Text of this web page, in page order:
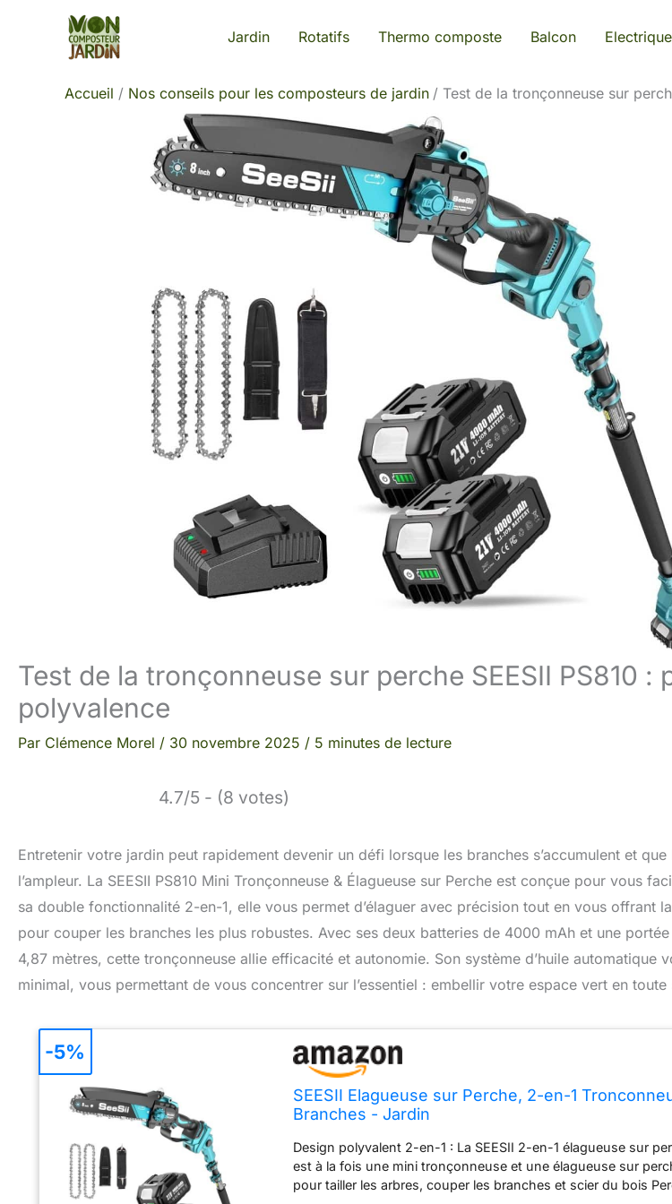
Jardin Rotatifs Thermo composte Balcon
Accueil Nos conseils pour les composteurs de jardin Test de la tronçonneuse sur
Test de la tronçonneuse sur perche SEESII PS810 :
polyvalence
Par Clémence Morel / 30 novembre 2025 / 5 minutes de lecture
4.7/5 - (8 votes)
Entretenir votre jardin peut rapidement devenir un défi lorsque les branches s’accumulent et
l’ampleur. La SEESII PS810 Mini Tronçonneuse & Élagueuse sur Perche est conçue pour vous
sa double fonctionnalité 2-en-1, elle vous permet d’élaguer avec précision tout en vous offrant
pour couper les branches les plus robustes. Avec ses deux batteries de 4000 mAh et une
4,87 mètres, cette tronçonneuse allie efficacité et autonomie. Son système d’huile automatique
minimal, vous permettant de vous concentrer sur l’essentiel : embellir votre espace vert en
SEESII Elagueuse sur Perche, 2-en-1
Branches - Jardin
Design polyvalent 2-en-1 : La SEESII 2-en-1 élagueuse sur
est à la fois une mini tronçonneuse et une élagueuse sur
pour tailler les arbres, couper les branches et scier du bois
-5%